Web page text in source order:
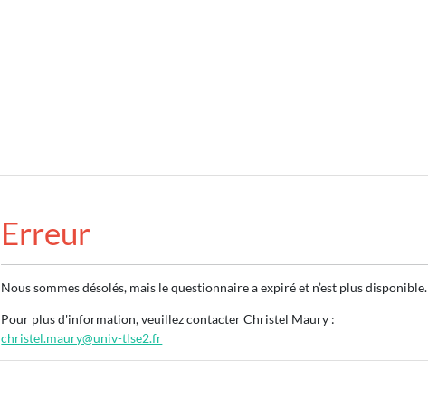
Erreur
Nous sommes désolés, mais le questionnaire a expiré et n’est plus disponible.
Pour plus d'information, veuillez contacter Christel Maury :
christel.maury@univ-tlse2.fr